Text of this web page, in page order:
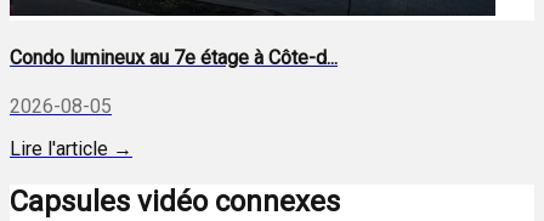
Condo lumineux au 7e étage à Côte-d...
2026-08-05
Lire l'article →
Capsules vidéo connexes